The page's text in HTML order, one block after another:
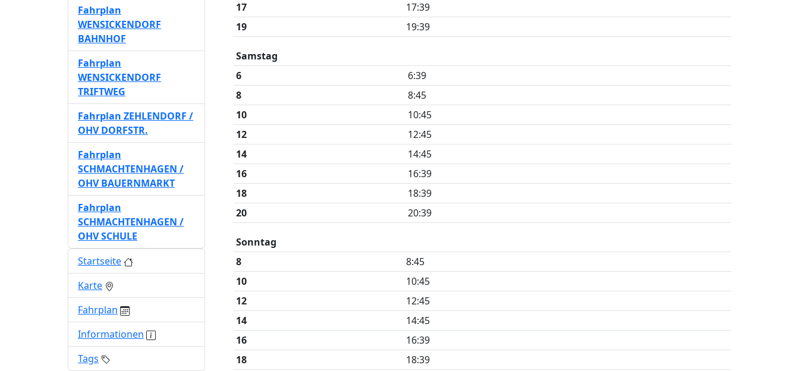
17
17:39
19
19:39
Samstag
6
6:39
8
8:45
10
10:45
12
12:45
14
14:45
16
16:39
18
18:39
20
20:39
Sonntag
8
8:45
10
10:45
12
12:45
14
14:45
16
16:39
18
18:39
Fahrplan
WENSICKENDORF
BAHNHOF
Fahrplan
WENSICKENDORF
TRIFTWEG
Fahrplan ZEHLENDORF /
OHV DORFSTR.
Fahrplan
SCHMACHTENHAGEN /
OHV BAUERNMARKT
Fahrplan
SCHMACHTENHAGEN /
OHV SCHULE
Startseite
Karte
Fahrplan
Informationen
Tags